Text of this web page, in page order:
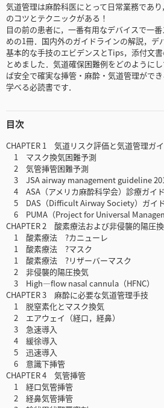
気道管理は麻酔科医にとって日常業務であ
のコツとテクニックがある！
目の前の患者に，一番有用なデバイスで一
めの1冊．国内外のガイドラインの解説，デ
基本的な手技のエビデンスとTips，添付文
とめました．気道確保困難例をどのように
ば安全で確実な挿管・麻酔・気道管理がで
学べる必読書です．
目次
CHAPTER 1 気道リスク評価と気道管理ガ
1 マスク換気困難予測
2 気管挿管困難予測
3 JSA airway management guideline
4 ASA（アメリカ麻酔科学会）診療ガイ
5 DAS（Difficult Airway Society）ガイ
6 PUMA（Project for Universal
CHAPTER 2 酸素療法および非侵襲的陽圧
1 酸素療法 ?カニューレ
1 酸素療法 ?マスク
1 酸素療法 ?リザーバーマスク
2 非侵襲的陽圧換気
3 High—flow nasal cannula（HFNC）
CHAPTER 3 麻酔に必要な気道管理手技
1 脱窒素化とマスク換気
2 エアウェイ（経口，経鼻）
3 急速導入
4 緩徐導入
5 迅速導入
6 意識下挿管
CHAPTER 4 気管挿管
1 経口気管挿管
2 経鼻気管挿管